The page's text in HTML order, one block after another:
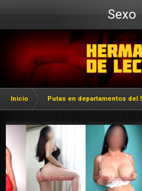
Sexo
Inicio Putas en departamentos del